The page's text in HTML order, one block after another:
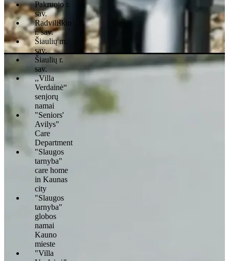
Pakruojo r.
sav.
Radviliškio
r. sav.
Šiaulių m.
sav.
Šiaulių r.
sav.
,,Villa
Verdainė“
senjorų
namai
"Seniors'
Avilys"
Care
Department
"Slaugos
tarnyba"
care home
in Kaunas
city
"Slaugos
tarnyba"
globos
namai
Kauno
mieste
"Villa